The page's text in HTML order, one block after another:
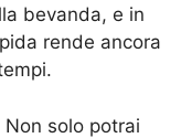
bevanda, e in
rende ancora
solo potrai